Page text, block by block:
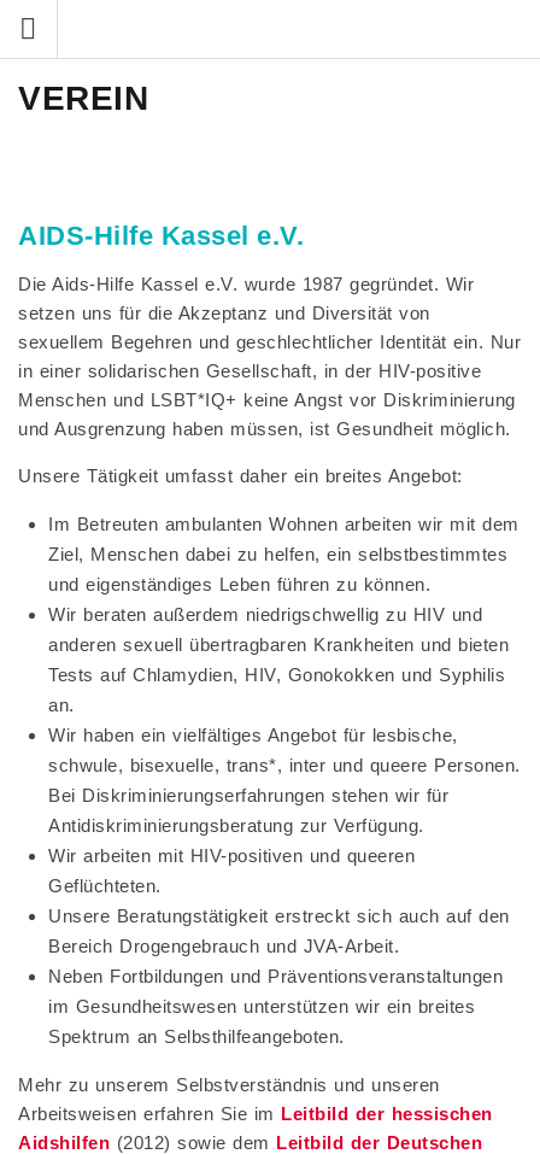
Inhalt
springen
VEREIN
AIDS-Hilfe Kassel e.V.
Die Aids-Hilfe Kassel e.V. wurde 1987 gegründet. Wir
setzen uns für die Akzeptanz und Diversität von
sexuellem Begehren und geschlechtlicher Identität ein. Nur
in einer solidarischen Gesellschaft, in der HIV-positive
Menschen und LSBT*IQ+ keine Angst vor Diskriminierung
und Ausgrenzung haben müssen, ist Gesundheit möglich.
Unsere Tätigkeit umfasst daher ein breites Angebot:
Im Betreuten ambulanten Wohnen arbeiten wir mit dem
Ziel, Menschen dabei zu helfen, ein selbstbestimmtes
und eigenständiges Leben führen zu können.
Wir beraten außerdem niedrigschwellig zu HIV und
anderen sexuell übertragbaren Krankheiten und bieten
Tests auf Chlamydien, HIV, Gonokokken und Syphilis
an.
Wir haben ein vielfältiges Angebot für lesbische,
schwule, bisexuelle, trans*, inter und queere Personen.
Bei Diskriminierungserfahrungen stehen wir für
Antidiskriminierungsberatung zur Verfügung.
Wir arbeiten mit HIV-positiven und queeren
Geflüchteten.
Unsere Beratungstätigkeit erstreckt sich auch auf den
Bereich Drogengebrauch und JVA-Arbeit.
Neben Fortbildungen und Präventionsveranstaltungen
im Gesundheitswesen unterstützen wir ein breites
Spektrum an Selbsthilfeangeboten.
Mehr zu unserem Selbstverständnis und unseren
Arbeitsweisen erfahren Sie im Leitbild der hessischen
Aidshilfen (2012) sowie dem Leitbild der Deutschen